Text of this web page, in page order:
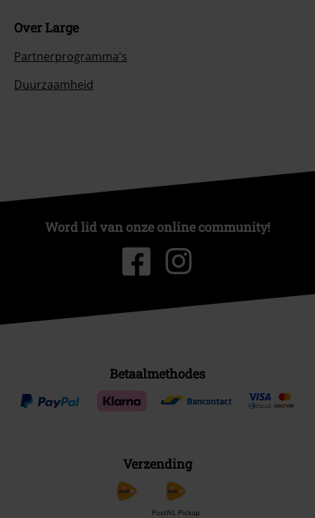
Over Large
Partnerprogramma's
Duurzaamheid
Word lid van onze online community!
Betaalmethodes
Verzending
PostNL Pickup